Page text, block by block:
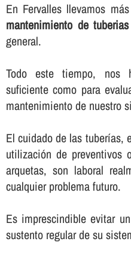
En Fervalles llevamos
mantenimiento de
general.
Todo este tiempo, nos
suficiente como para
mantenimiento de nuestro
El cuidado de las tuberí­as,
utilización de preventivos
arquetas, son laboral
cualquier problema futuro.
Es imprescindible evitar
sustento regular de su